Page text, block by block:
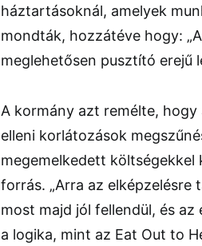
háztartásoknál, amelyek
mondták, hozzátéve hogy:
meglehetősen pusztító erejű
A kormány azt remélte,
elleni korlátozások
megemelkedett költségekkel
forrás. „Arra az
most majd jól fellendül, és
a logika, mint az Eat Out to